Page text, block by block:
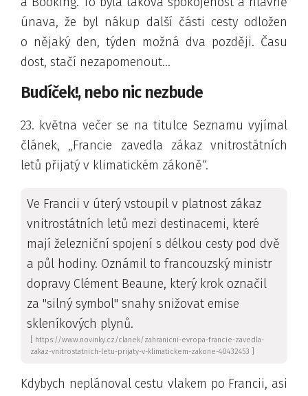
únava, že byl nákup další části cesty odložen
o nějaký den, týden možná dva později. Času
dost, stačí nezapomenout...
Budíček!, nebo nic nezbude
23. května večer se na titulce Seznamu vyjímal
článek,
Francie zavedla zákaz vnitrostátních
letů přijatý v klimatickém zákoně .
Ve Francii v úterý vstoupil v platnost zákaz
vnitrostátních letů mezi destinacemi, které
mají železniční spojení s délkou cesty pod dvě
a půl hodiny. Oznámil to francouzský ministr
dopravy Clément Beaune, který krok označil
za "silný symbol" snahy snižovat emise
skleníkových plynů.
Kdybych neplánoval cestu vlakem po Francii, asi